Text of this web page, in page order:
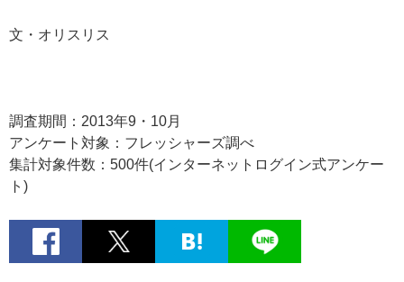
文・オリスリス
調査期間：2013年9・10月
アンケート対象：フレッシャーズ調べ
集計対象件数：500件(インターネットログイン式アンケー
ト)